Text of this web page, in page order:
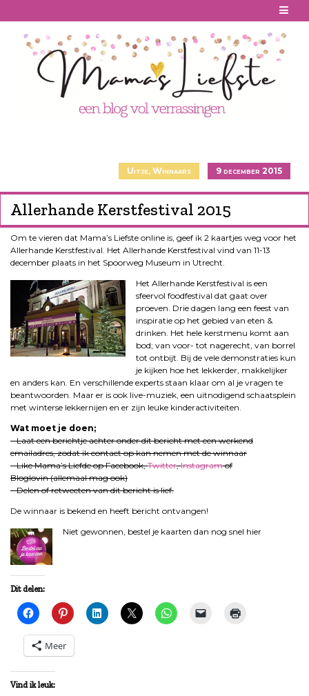
Uitje, Winnaars 9 december 2015
Allerhande Kerstfestival 2015
Om te vieren dat Mama’s Liefste online is, geef ik 2 kaartjes weg voor het
Allerhande Kerstfestival. Het Allerhande Kerstfestival vind van 11-13
december plaats in het Spoorweg Museum in Utrecht.
Het Allerhande Kerstfestival is een
sfeervol foodfestival dat gaat over
proeven. Drie dagen lang een feest van
inspiratie op het gebied van eten &
drinken. Het hele kerstmenu komt aan
bod; van voor- tot nagerecht, van borrel
tot ontbijt. Bij de vele demonstraties kun
je kijken hoe het lekkerder, makkelijker
en anders kan. En verschillende experts staan klaar om al je vragen te
beantwoorden. Maar er is ook live-muziek, een uitnodigend schaatsplein
met winterse lekkernijen en er zijn leuke kinderactiviteiten.
Wat moet je doen;
– Laat een berichtje achter onder dit bericht met een werkend
emailadres, zodat ik contact op kan nemen met de winnaar
– Like Mama’s Liefde op Facebook,Twitter,Instagramof
Bloglovin (allemaal mag ook)
– Delen of retweeten van dit bericht is lief.
De winnaar is bekend en heeft bericht ontvangen!
Niet gewonnen, bestel je kaarten dan nog snel hier
Dit delen:
Meer
Vind ik leuk: